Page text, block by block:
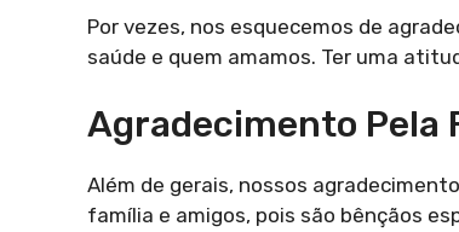
Por vezes, nos esquecemos de
saúde e quem amamos. Ter uma
Agradecimento Pela
Além de gerais, nossos
família e amigos, pois são bênçãos